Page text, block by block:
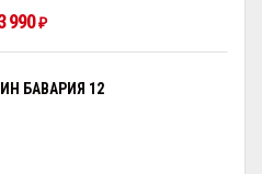
990₽
БАВАРИЯ 12